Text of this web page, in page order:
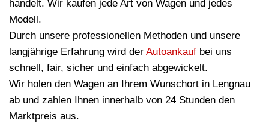
handelt. Wir kaufen jede Art von Wagen und jedes
Modell.
Durch unsere professionellen Methoden und unsere
langjährige Erfahrung wird der Autoankauf bei uns
schnell, fair, sicher und einfach abgewickelt.
Wir holen den Wagen an Ihrem Wunschort in Lengnau
ab und zahlen Ihnen innerhalb von 24 Stunden den
Marktpreis aus.